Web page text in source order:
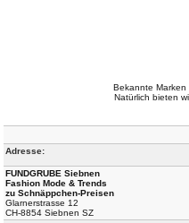
Bekannte Marken
Natürlich bieten
Adresse:
FUNDGRUBE Siebnen
Fashion Mode & Trends
zu Schnäppchen-Preisen
Glarnerstrasse 12
CH-8854 Siebnen SZ